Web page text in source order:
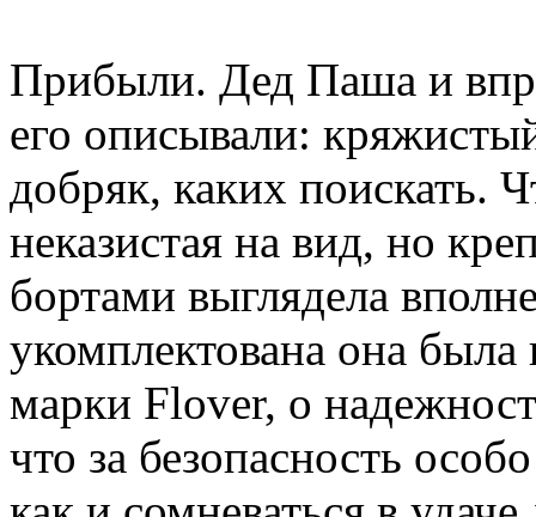
Прибыли. Дед Паша и
его описывали:
добряк, каких поискать.
неказистая на вид, но
бортами выглядела
укомплектована она
марки Flover, о
что за безопасность